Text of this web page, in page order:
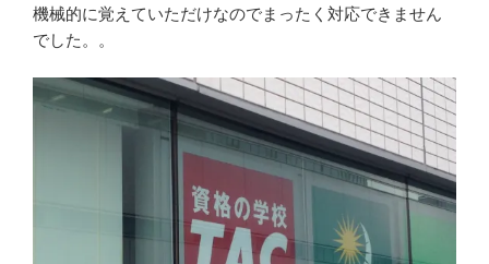
機械的に覚えていただけなのでまったく対応できません
でした。。